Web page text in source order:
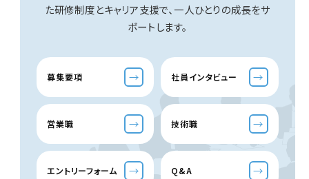
た研修制度とキャリア支援で、一人ひとりの成長をサ
ポートします。
募集要項 → 社員インタビュー →
営業職 → 技術職 →
エントリーフォーム → Q&A →